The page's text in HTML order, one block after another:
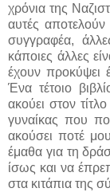
χρόνια της
αυτές
συγγραφέα,
κάποιες άλλες
έχουν προκύψει
Ένα τέτοιο
ακούει στον
γυναίκας που
ακούσει ποτέ
έμαθα για τη
ίσως και να
στα κιτάπια της